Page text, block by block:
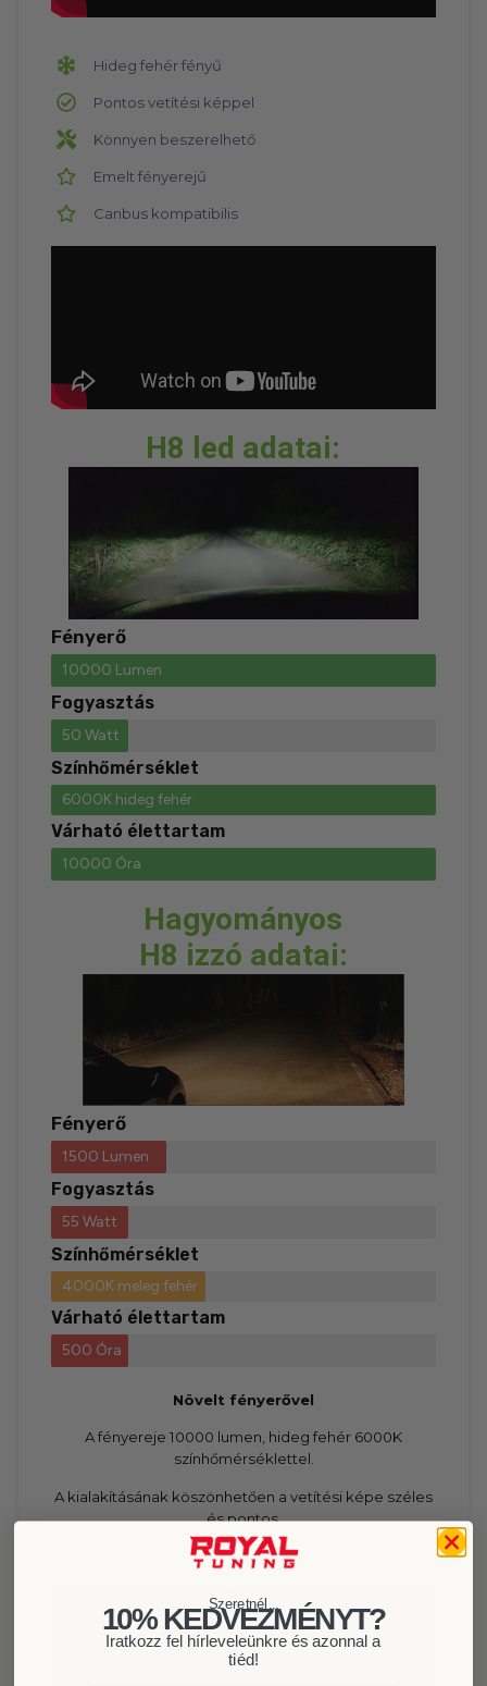
Hideg fehér fényű
Pontos vetítési képpel
Könnyen beszerelhető
Emelt fényerejű
Canbus kompatibilis
H8 led adatai:
Fényerő
10000 Lumen
Fogyasztás
50 Watt
Színhőmérséklet
6000K hideg fehér
Várható élettartam
10000 Óra
Hagyományos
H8 izzó adatai:
Fényerő
1500 Lumen
Fogyasztás
55 Watt
Színhőmérséklet
4000K meleg fehér
Várható élettartam
500 Óra
Növelt fényerővel
A fényereje 10000 lumen, hideg fehér 6000K
színhőmérséklettel.
A kialakításának köszönhetően a vetítési képe széles
és pontos.
Sokkal jobb látási viszonyokat biztosít mint a gyári
Szeretnél...
10% KEDVEZMÉNYT?
Iratkozz fel hírleveleünkre és azonnal a
tiéd!